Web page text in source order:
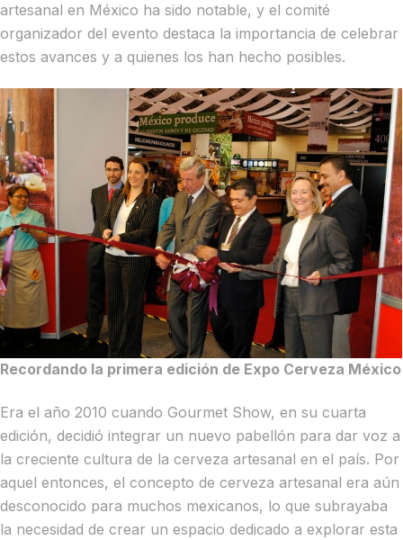
artesanal en México ha sido notable, y el comité
organizador del evento destaca la importancia de celebrar
estos avances y a quienes los han hecho posibles.
Recordando la primera edición de Expo Cerveza México
Era el año 2010 cuando Gourmet Show, en su cuarta
edición, decidió integrar un nuevo pabellón para dar voz a
la creciente cultura de la cerveza artesanal en el país. Por
aquel entonces, el concepto de cerveza artesanal era aún
desconocido para muchos mexicanos, lo que subrayaba
la necesidad de crear un espacio dedicado a explorar esta